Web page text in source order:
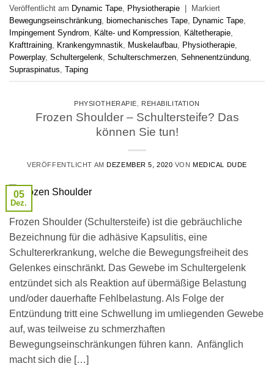
Veröffentlicht am Dynamic Tape Physiotherapie
Markiert
Bewegungseinschränkung
biomechanisches Tape Dynamic Tape
Impingement Syndrom
Kälte- und Kompression Kältetherapie
Krafttraining
Krankengymnastik Muskelaufbau Physiotherapie
Powerplay, Schultergelenk Schulterschmerzen Sehnenentzündung
Supraspinatus Taping
PHYSIOTHERAPIE REHABILITATION
Frozen Shoulder – Schultersteife? Das
können Sie tun!
VERÖFFENTLICHT AMDEZEMBER 5, 2020 VONMEDICAL DUDE
05
Dez.
Frozen Shoulder (Schultersteife) ist die gebräuchliche
Bezeichnung für die adhäsive Kapsulitis, eine
Schultererkrankung, welche die Bewegungsfreiheit des
Gelenkes einschränkt. Das Gewebe im Schultergelenk
entzündet sich als Reaktion auf übermäßige Belastung
und/oder dauerhafte Fehlbelastung. Als Folge der
Entzündung tritt eine Schwellung im umliegenden Gewebe
auf, was teilweise zu schmerzhaften
Bewegungseinschränkungen führen kann. Anfänglich
macht sich die […]